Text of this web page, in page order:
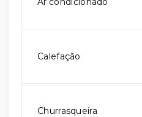
Calefação
Churrasqueira